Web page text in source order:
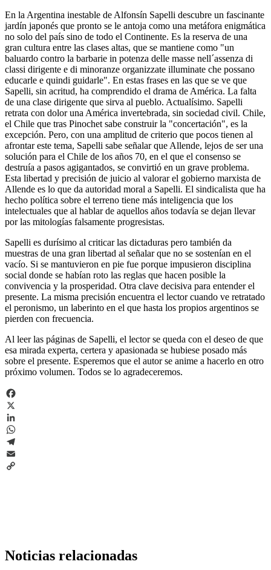
En la Argentina inestable de Alfonsín Sapelli descubre un fascinante
jardín japonés que pronto se le antoja como una metáfora enigmática
no solo del país sino de todo el Continente. Es la reserva de una
gran cultura entre las clases altas, que se mantiene como "un
baluardo contro la barbarie in potenza delle masse nell´assenza di
classi dirigente e di minoranze organizzate illuminate che possano
educarle e quindi guidarle". En estas frases en las que se ve que
Sapelli, sin acritud, ha comprendido el drama de América. La falta
de una clase dirigente que sirva al pueblo. Actualísimo. Sapelli
retrata con dolor una América invertebrada, sin sociedad civil. Chile,
el Chile que tras Pinochet sabe construir la "concertación", es la
excepción. Pero, con una amplitud de criterio que pocos tienen al
afrontar este tema, Sapelli sabe señalar que Allende, lejos de ser una
solución para el Chile de los años 70, en el que el consenso se
destruía a pasos agigantados, se convirtió en un grave problema.
Esta libertad y precisión de juicio al valorar el gobierno marxista de
Allende es lo que da autoridad moral a Sapelli. El sindicalista que ha
hecho política sobre el terreno tiene más inteligencia que los
intelectuales que al hablar de aquellos años todavía se dejan llevar
por las mitologías falsamente progresistas.
Sapelli es durísimo al criticar las dictaduras pero también da
muestras de una gran libertad al señalar que no se sostenían en el
vacío. Si se mantuvieron en pie fue porque impusieron disciplina
social donde se habían roto las reglas que hacen posible la
convivencia y la prosperidad. Otra clave decisiva para entender el
presente. La misma precisión encuentra el lector cuando ve retratado
el peronismo, un laberinto en el que hasta los propios argentinos se
pierden con frecuencia.
Al leer las páginas de Sapelli, el lector se queda con el deseo de que
esa mirada experta, certera y apasionada se hubiese posado más
sobre el presente. Esperemos que el autor se anime a hacerlo en otro
próximo volumen. Todos se lo agradeceremos.
Facebook
X
LinkedIn
WhatsApp
Telegram
Email
Noticias relacionadas